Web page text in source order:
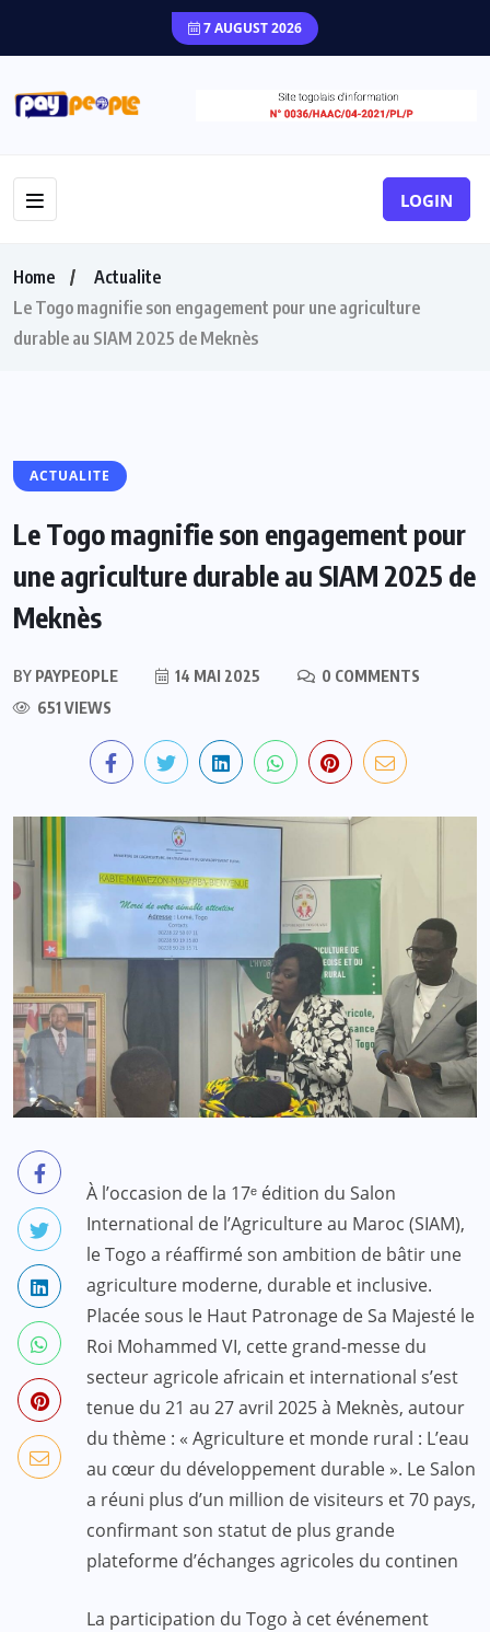
7 AUGUST 2026
LOGIN
Home
Actualite
Le Togo magnifie son engagement pour une agriculture
durable au SIAM 2025 de Meknès
ACTUALITE
Le Togo magnifie son engagement pour
une agriculture durable au SIAM 2025 de
Meknès
BY PAYPEOPLE 14 MAI 2025
0 COMMENTS
651 VIEWS
À l’occasion de la 17ᵉ édition du Salon
International de l’Agriculture au Maroc (SIAM),
le Togo a réaffirmé son ambition de bâtir une
agriculture moderne, durable et inclusive.
Placée sous le Haut Patronage de Sa Majesté le
Roi Mohammed VI, cette grand-messe du
secteur agricole africain et international s’est
tenue du 21 au 27 avril 2025 à Meknès, autour
du thème : « Agriculture et monde rural : L’eau
au cœur du développement durable ». Le Salon
a réuni plus d’un million de visiteurs et 70 pays,
confirmant son statut de plus grande
plateforme d’échanges agricoles du continen
La participation du Togo à cet événement